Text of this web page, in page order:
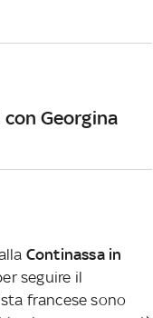
con Georgina
Continassa in
seguire il
francese sono